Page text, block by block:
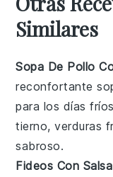
Similares
Sopa De Pollo
reconfortante
para los días
tierno,verduras
sabroso.
Fideos Con